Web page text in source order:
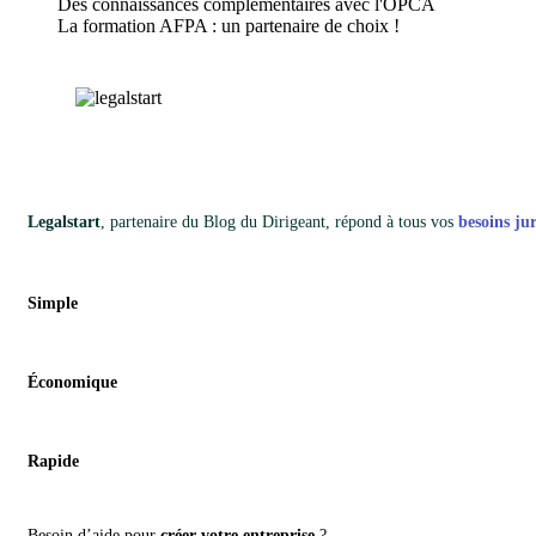
La formation AFPA : un partenaire de choix !
Legalstart , partenaire du Blog du Dirigeant, répond à tous vos besoins
Simple
Économique
Rapide